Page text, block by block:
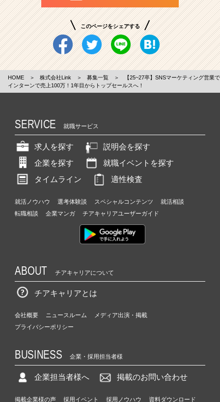
このページをシェアする
HOME ＞ 株式会社Link ＞ 募集一覧 ＞
【25~27卒】SNSマーケティング営業で
インターンで売上100万！1年目からトップセールスへ！
SERVICE 就職サービス
求人を探す
説明会を探す
企業を探す
就職イベントを探す
タイムライン
適性検査
就活ノウハウ 選考体験談 スペシャルコンテンツ
就活相談
転職相談
企業マンガ チアキャリアユーザーガイド
ABOUT チアキャリアについて
チアキャリアとは
会社概要 ニュースルーム
メディア出演・掲載
プライバシーポリシー
BUSINESS 企業・採用担当者様
企業担当者様へ 掲載のお問い合わせ
掲載企業様の声 採用イベント 採用ノウハウ 資料ダウンロード